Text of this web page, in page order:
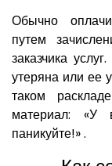
Обычно
путем
заказчика
утеряна или ее
таком
материал: «У
паникуйте!» .